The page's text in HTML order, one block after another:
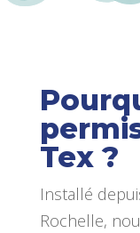
Tex ?
Installé
Rochelle,